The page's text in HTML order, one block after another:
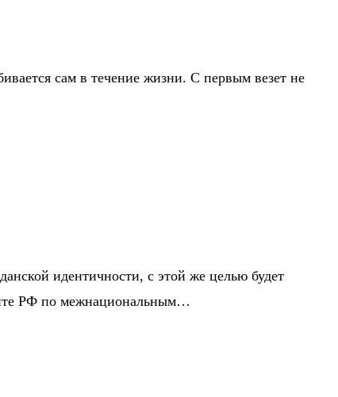
сам в течение жизни. С первым везет не
идентичности, с этой же целью будет
РФ по межнациональным…